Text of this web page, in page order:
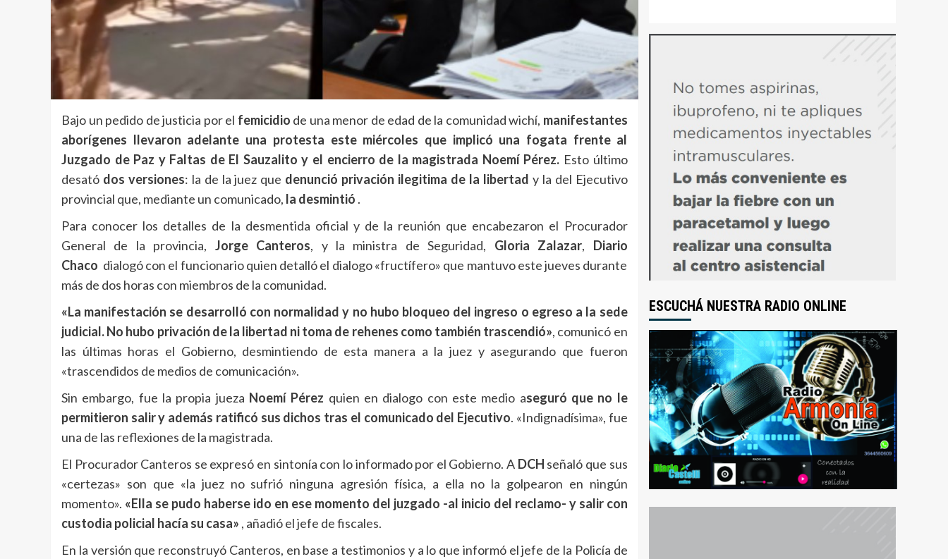
Bajo un pedido de justicia por el femicidio de una menor de edad de la comunidad wichí, manifestantes
aborígenes llevaron adelante una protesta este miércoles que implicó una fogata frente al
Juzgado de Paz y Faltas de El Sauzalito y el encierro de la magistrada Noemí Pérez. Esto último
desató dos versiones: la de la juez que denunció privación ilegitima de la libertad y la del Ejecutivo
provincial que, mediante un comunicado, la desmintió .
Para conocer los detalles de la desmentida oficial y de la reunión que encabezaron el Procurador
General de la provincia, Jorge Canteros, y la ministra de Seguridad, Gloria Zalazar, Diario
Chaco dialogó con el funcionario quien detalló el dialogo «fructífero» que mantuvo este jueves durante
más de dos horas con miembros de la comunidad.
«La manifestación se desarrolló con normalidad y no hubo bloqueo del ingreso o egreso a la sede
judicial. No hubo privación de la libertad ni toma de rehenes como también trascendió», comunicó en
las últimas horas el Gobierno, desmintiendo de esta manera a la juez y asegurando que fueron
«trascendidos de medios de comunicación».
Sin embargo, fue la propia jueza Noemí Pérez quien en dialogo con este medio aseguró que no le
permitieron salir y además ratificó sus dichos tras el comunicado del Ejecutivo. «Indignadísima», fue
una de las reflexiones de la magistrada.
El Procurador Canteros se expresó en sintonía con lo informado por el Gobierno. A DCH señaló que sus
«certezas» son que «la juez no sufrió ninguna agresión física, a ella no la golpearon en ningún
momento». «Ella se pudo haberse ido en ese momento del juzgado -al inicio del reclamo- y salir con
custodia policial hacía su casa» , añadió el jefe de fiscales.
En la versión que reconstruyó Canteros, en base a testimonios y a lo que informó el jefe de la Policía de
ESCUCHÁ NUESTRA RADIO ONLINE